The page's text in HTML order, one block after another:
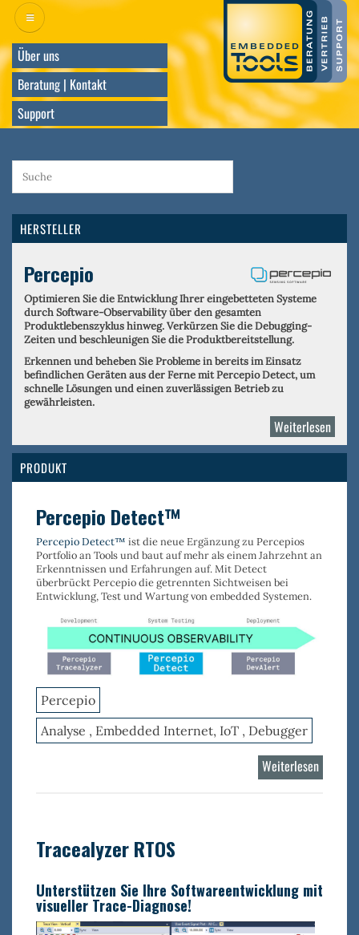
Direkt
zum
InhaltÜber uns
Beratung | Kontakt
Support
HERSTELLER
Percepio
Optimieren Sie die Entwicklung Ihrer eingebetteten Systeme
durch Software-Observability über den gesamten
Produktlebenszyklus hinweg. Verkürzen Sie die Debugging-
Zeiten und beschleunigen Sie die Produktbereitstellung.
Erkennen und beheben Sie Probleme in bereits im Einsatz
befindlichen Geräten aus der Ferne mit Percepio Detect, um
schnelle Lösungen und einen zuverlässigen Betrieb zu
gewährleisten.
Weiterlesen
PRODUKT
Percepio Detect™
Percepio Detect™ ist die neue Ergänzung zu Percepios
Portfolio an Tools und baut auf mehr als einem Jahrzehnt an
Erkenntnissen und Erfahrungen auf. Mit Detect
überbrückt Percepio die getrennten Sichtweisen bei
Entwicklung, Test und Wartung von embedded Systemen.
Percepio
Analyse , Embedded Internet, IoT , Debugger
Weiterlesen
Tracealyzer RTOS
Unterstützen Sie Ihre Softwareentwicklung mit
visueller Trace-Diagnose!